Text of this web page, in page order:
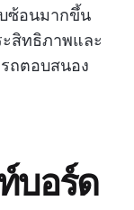
ซ้อนมากขึ้น
สิทธิภาพและ
ถตอบสนอง
บอร์ด